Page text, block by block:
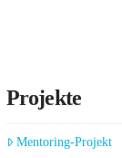
Projekte
Mentoring-Projekt